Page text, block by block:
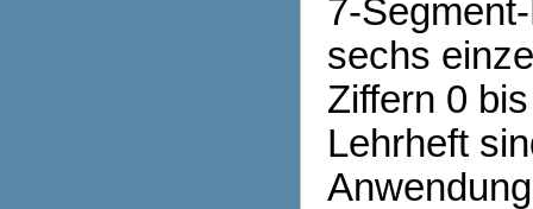
7-
sechs
Ziffern 0
Lehrheft